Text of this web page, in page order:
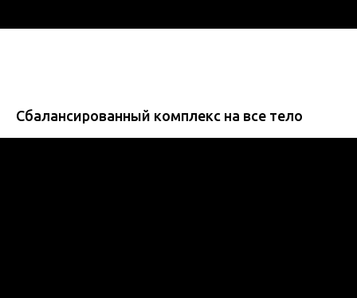
Сбалансированный комплекс на все тело